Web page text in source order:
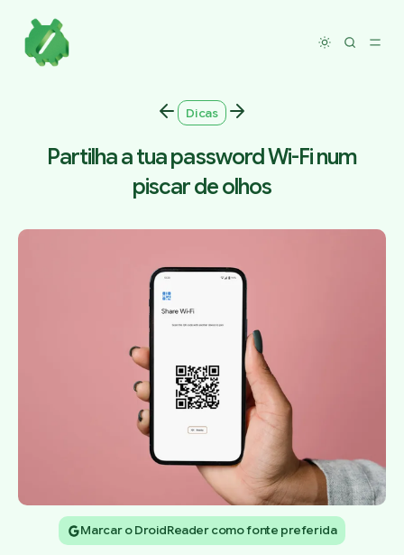
Toggle
Dicas
Partilha a tua password Wi-Fi num
piscar de olhos
Marcar o DroidReader como fonte preferida